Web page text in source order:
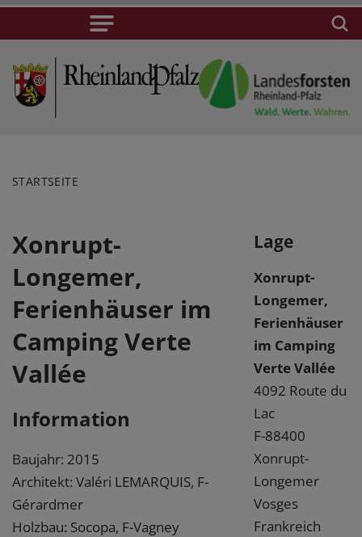
STARTSEITE
Xonrupt-
Longemer,
Ferienhäuser im
Camping Verte
Vallée
Information
Baujahr: 2015
Architekt: Valéri LEMARQUIS, F-
Gérardmer
Holzbau: Socopa, F-Vagney
Lage
Xonrupt-
Longemer,
Ferienhäuser
im Camping
Verte Vallée
4092 Route du
Lac
F-88400
Xonrupt-
Longemer
Vosges
Frankreich